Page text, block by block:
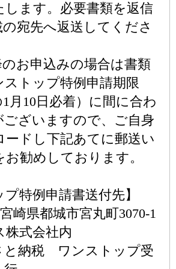
します。必要書類を返信
宛先へ返送してくださ
のお申込みの場合は書類
トップ特例申請期限
1月10日必着）に間に合わ
ございますので、ご自身
ードし下記あてに郵送い
勧めしております。
プ特例申請書送付先】
崎県都城市宮丸町3070-1
株式会社内
と納税 ワンストップ受